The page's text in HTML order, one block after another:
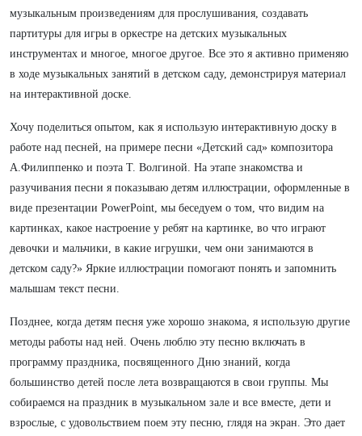
музыкальным произведениям для прослушивания, создавать
партитуры для игры в оркестре на детских музыкальных
инструментах и многое, многое другое. Все это я активно применяю
в ходе музыкальных занятий в детском саду, демонстрируя материал
на интерактивной доске.
Хочу поделиться опытом, как я использую интерактивную доску в
работе над песней, на примере песни «Детский сад» композитора
А.Филиппенко и поэта Т. Волгиной. На этапе знакомства и
разучивания песни я показываю детям иллюстрации, оформленные в
виде презентации PowerPoint, мы беседуем о том, что видим на
картинках, какое настроение у ребят на картинке, во что играют
девочки и мальчики, в какие игрушки, чем они занимаются в
детском саду?» Яркие иллюстрации помогают понять и запомнить
малышам текст песни.
Позднее, когда детям песня уже хорошо знакома, я использую другие
методы работы над ней. Очень люблю эту песню включать в
программу праздника, посвященного Дню знаний, когда
большинство детей после лета возвращаются в свои группы. Мы
собираемся на праздник в музыкальном зале и все вместе, дети и
взрослые, с удовольствием поем эту песню, глядя на экран. Это дает